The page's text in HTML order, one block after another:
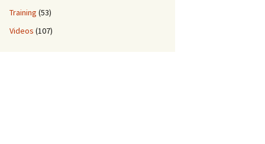
Training (53)
Videos (107)